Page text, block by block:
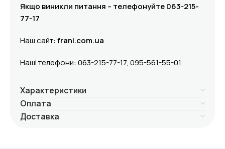
Якщо виникли питання – телефонуйте 063-215-
77-17
Наш сайт: frani.com.ua
Наші телефони: 063-215-77-17, 095-561-55-01
Характеристики
Оплата
Доставка